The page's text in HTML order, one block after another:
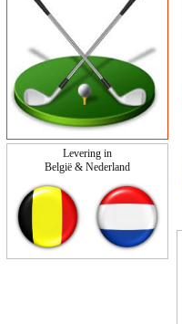
Levering in
België & Nederland